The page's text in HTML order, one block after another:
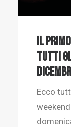
Il
Tutti
Ecco